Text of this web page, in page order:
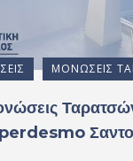
ΜΟΝΏΣΕΙΣ